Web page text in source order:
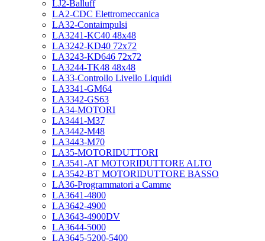
LJ2-Balluff
LA2-CDC Elettromeccanica
LA32-Contaimpulsi
LA3241-KC40 48x48
LA3242-KD40 72x72
LA3243-KD646 72x72
LA3244-TK48 48x48
LA33-Controllo Livello Liquidi
LA3341-GM64
LA3342-GS63
LA34-MOTORI
LA3441-M37
LA3442-M48
LA3443-M70
LA35-MOTORIDUTTORI
LA3541-AT MOTORIDUTTORE ALTO
LA3542-BT MOTORIDUTTORE BASSO
LA36-Programmatori a Camme
LA3641-4800
LA3642-4900
LA3643-4900DV
LA3644-5000
LA3645-5200-5400